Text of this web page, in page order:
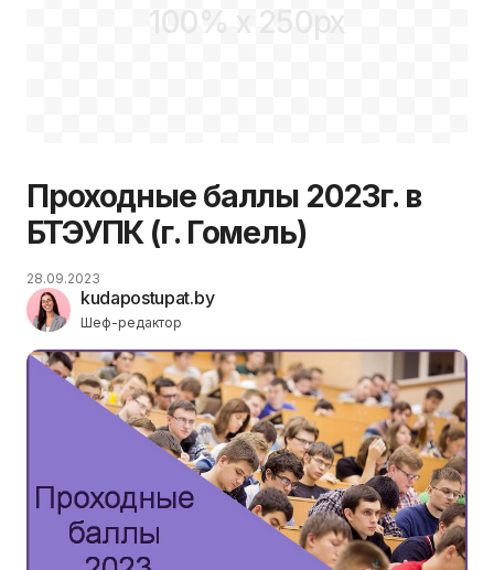
100% x 250px
Проходные баллы 2023г. в
БТЭУПК (г. Гомель)
kudapostupat.by
Шеф-редактор
28.09.2023